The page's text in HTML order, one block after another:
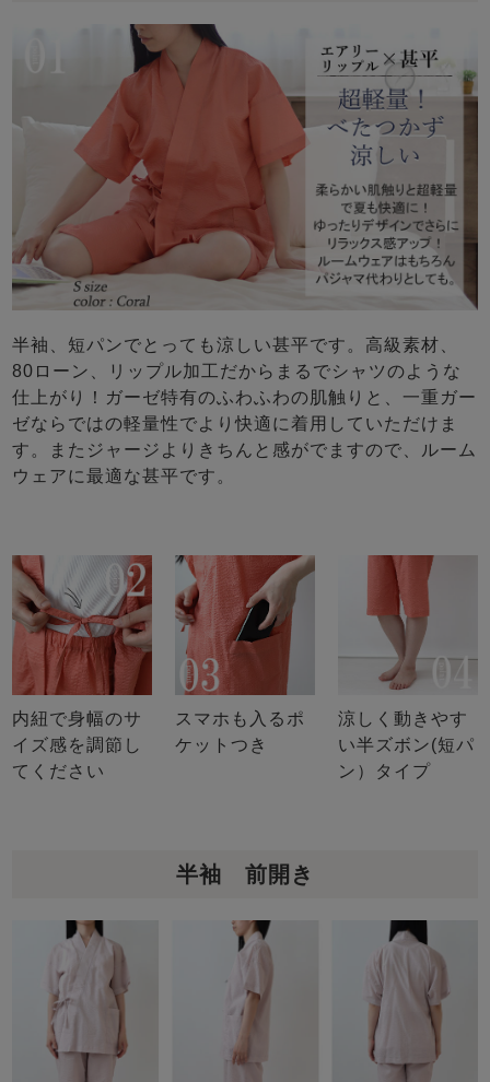
半袖、短パンでとっても涼しい甚平です。高級素材、
80ローン、リップル加工だからまるでシャツのような
仕上がり！ガーゼ特有のふわふわの肌触りと、一重ガー
ゼならではの軽量性でより快適に着用していただけま
す。またジャージよりきちんと感がでますので、ルーム
ウェアに最適な甚平です。
内紐で身幅のサ
イズ感を調節し
てください
スマホも入るポ
ケットつき
涼しく動きやす
い半ズボン(短パ
ン）タイプ
半袖 前開き